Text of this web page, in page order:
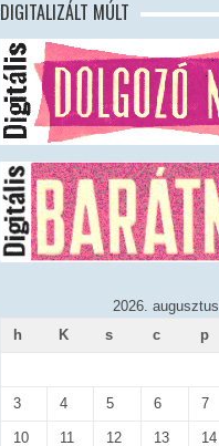
DIGITALIZÁLT MÚLT
2026. augusztus
h
K s c p
3 4 5 6 7
10 11 12 13 14